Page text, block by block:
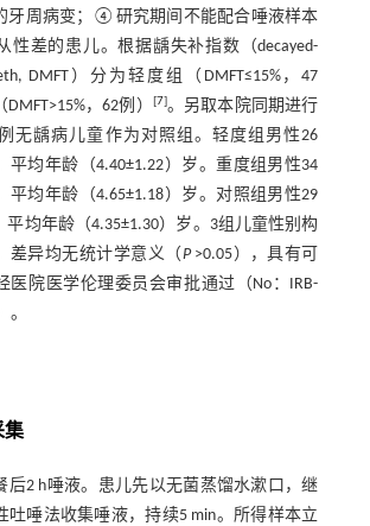
牙周病变；④研究期间不能配合唾液样本
性差的患儿。根据龋失补指数（decayed-
DMFT）分为轻度组（DMFT≤15%，47
，62例）
[7]。另取本院同期进行
无龋病儿童作为对照组。轻度组男性26
平均年龄（4.40±1.22）岁。重度组男性34
平均年龄（4.65±1.18）岁。对照组男性29
平均年龄（4.35±1.30）岁。3组儿童性别构
差异均无统计学意义（ P>0.05），具有可
医院医学伦理委员会审批通过（No：IRB-
。
后2 h唾液。患儿先以无菌蒸馏水漱口，继
吐唾法收集唾液，持续5 min。所得样本立